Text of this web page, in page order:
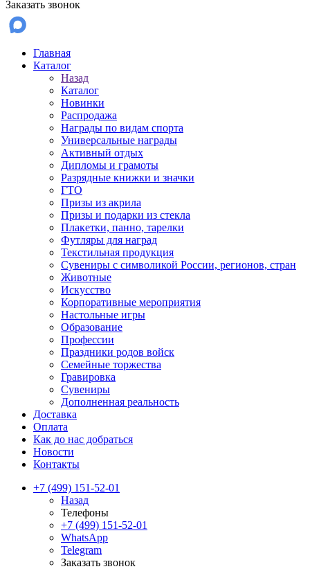
Заказать звонок
Главная
Каталог
Назад
Каталог
Новинки
Распродажа
Награды по видам спорта
Универсальные награды
Активный отдых
Дипломы и грамоты
Разрядные книжки и значки
ГТО
Призы из акрила
Призы и подарки из стекла
Плакетки, панно, тарелки
Футляры для наград
Текстильная продукция
Сувениры с символикой России, регионов, стран
Животные
Искусство
Корпоративные мероприятия
Настольные игры
Образование
Профессии
Праздники родов войск
Семейные торжества
Гравировка
Сувениры
Дополненная реальность
Доставка
Оплата
Как до нас добраться
Новости
Контакты
+7 (499) 151-52-01
Назад
Телефоны
+7 (499) 151-52-01
WhatsApp
Telegram
Заказать звонок